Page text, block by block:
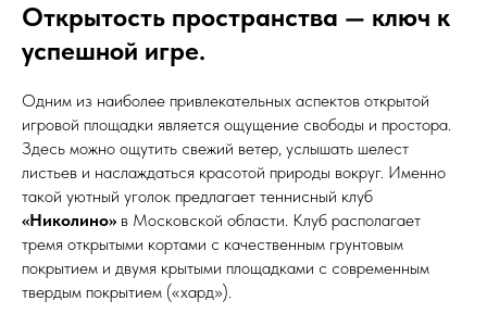
Открытость пространства — ключ к
успешной игре.
Одним из наиболее привлекательных аспектов открытой
игровой площадки является ощущение свободы и простора.
Здесь можно ощутить свежий ветер, услышать шелест
листьев и наслаждаться красотой природы вокруг. Именно
такой уютный уголок предлагает теннисный клуб
«Николино» в Московской области. Клуб располагает
тремя открытыми кортами с качественным грунтовым
покрытием и двумя крытыми площадками с современным
твердым покрытием («хард»).